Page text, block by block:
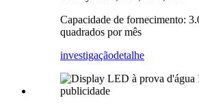
Capacidade de fornecimento:
quadrados por mês
investigaçãodetalhe